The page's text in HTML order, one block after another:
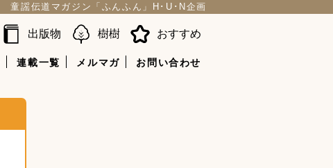
童謡伝道マガジン「ふんふん」H･U･N企画
出版物 樹樹 おすすめ
連載一覧 メルマガ お問い合わせ